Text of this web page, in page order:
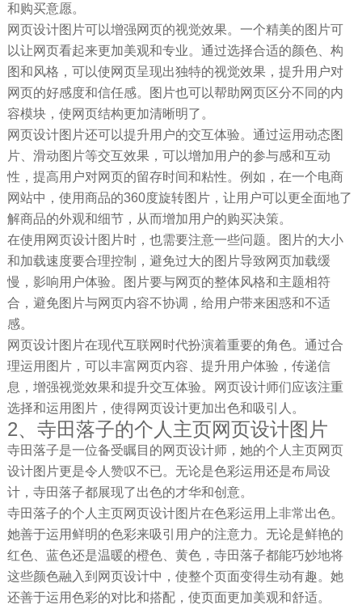
和购买意愿。
网页设计图片可以增强网页的视觉效果。一个精美的图片可
以让网页看起来更加美观和专业。通过选择合适的颜色、构
图和风格，可以使网页呈现出独特的视觉效果，提升用户对
网页的好感度和信任感。图片也可以帮助网页区分不同的内
容模块，使网页结构更加清晰明了。
网页设计图片还可以提升用户的交互体验。通过运用动态图
片、滑动图片等交互效果，可以增加用户的参与感和互动
性，提高用户对网页的留存时间和粘性。例如，在一个电商
网站中，使用商品的360度旋转图片，让用户可以更全面地了
解商品的外观和细节，从而增加用户的购买决策。
在使用网页设计图片时，也需要注意一些问题。图片的大小
和加载速度要合理控制，避免过大的图片导致网页加载缓
慢，影响用户体验。图片要与网页的整体风格和主题相符
合，避免图片与网页内容不协调，给用户带来困惑和不适
感。
网页设计图片在现代互联网时代扮演着重要的角色。通过合
理运用图片，可以丰富网页内容、提升用户体验，传递信
息，增强视觉效果和提升交互体验。网页设计师们应该注重
选择和运用图片，使得网页设计更加出色和吸引人。
2、寺田落子的个人主页网页设计图片
寺田落子是一位备受瞩目的网页设计师，她的个人主页网页
设计图片更是令人赞叹不已。无论是色彩运用还是布局设
计，寺田落子都展现了出色的才华和创意。
寺田落子的个人主页网页设计图片在色彩运用上非常出色。
她善于运用鲜明的色彩来吸引用户的注意力。无论是鲜艳的
红色、蓝色还是温暖的橙色、黄色，寺田落子都能巧妙地将
这些颜色融入到网页设计中，使整个页面变得生动有趣。她
还善于运用色彩的对比和搭配，使页面更加美观和舒适。